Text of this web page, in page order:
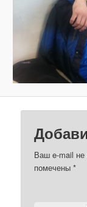
Ваш e-mail не
помечены*